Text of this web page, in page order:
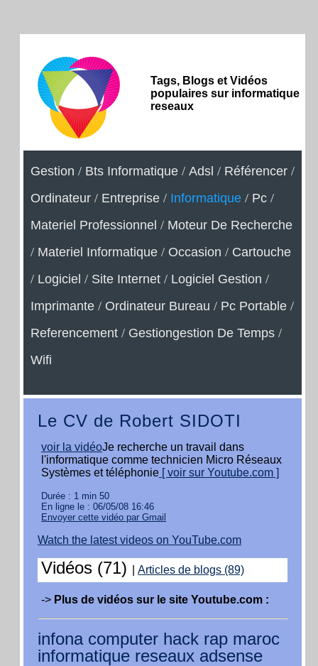
Tags, Blogs et Vidéos
populaires sur informatique
reseaux
Gestion / Bts Informatique / Adsl / Référencer /
Ordinateur / Entreprise / Informatique / Pc /
Materiel Professionnel / Moteur De Recherche
/ Materiel Informatique / Occasion / Cartouche
/ Logiciel / Site Internet / Logiciel Gestion /
Imprimante / Ordinateur Bureau / Pc Portable /
Referencement / Gestiongestion De Temps /
Wifi
Le CV de Robert SIDOTI
voir la vidéoJe recherche un travail dans
l'informatique comme technicien Micro Réseaux
Systèmes et téléphonie [ voir sur Youtube.com ]
Durée : 1 min 50
En ligne le : 06/05/08 16:46
Envoyer cette vidéo par Gmail
Watch the latest videos on YouTube.com
Vidéos (71) Articles de blogs (89)
-> Plus de vidéos sur le site Youtube.com :
infona computer hack rap maroc
informatique reseaux adsense